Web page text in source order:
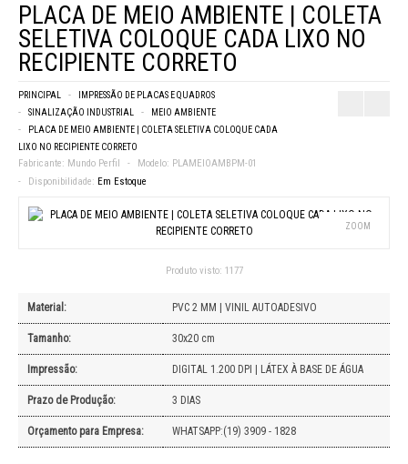
PLACA DE MEIO AMBIENTE | COLETA
SELETIVA COLOQUE CADA LIXO NO
RECIPIENTE CORRETO
PRINCIPAL
IMPRESSÃO DE PLACAS E QUADROS
SINALIZAÇÃO INDUSTRIAL
MEIO AMBIENTE
PLACA DE MEIO AMBIENTE | COLETA SELETIVA COLOQUE CADA
LIXO NO RECIPIENTE CORRETO
Fabricante: Mundo Perfil Modelo: PLAMEIOAMBPM-01
Disponibilidade: Em Estoque
ZOOM
Produto visto: 1177
Material: PVC 2 MM | VINIL AUTOADESIVO
Tamanho: 30x20 cm
Impressão: DIGITAL 1.200 DPI | LÁTEX À BASE DE ÁGUA
Prazo de Produção: 3 DIAS
Orçamento para Empresa: WHATSAPP:(19) 3909 - 1828